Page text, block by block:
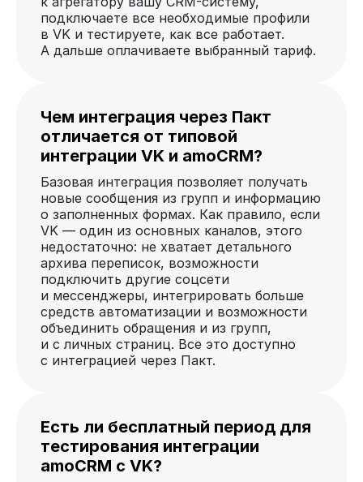
подключаете все необходимые профили
в VK и тестируете, как все работает.
А дальше оплачиваете выбранный тариф.
Чем интеграция через Пакт
отличается от типовой
интеграции VK и amoCRM?
Базовая интеграция позволяет получать
новые сообщения из групп и информацию
о заполненных формах. Как правило, если
VK — один из основных каналов, этого
недостаточно: не хватает детального
архива переписок, возможности
подключить другие соцсети
и мессенджеры, интегрировать больше
средств автоматизации и возможности
объединить обращения и из групп,
и с личных страниц. Все это доступно
с интеграцией через Пакт.
Есть ли бесплатный период для
тестирования интеграции
amoCRM с VK?